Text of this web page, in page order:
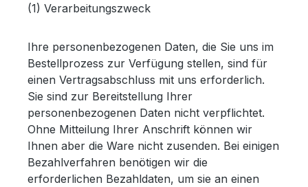
(1) Verarbeitungszweck
Ihre personenbezogenen Daten, die Sie uns im
Bestellprozess zur Verfügung stellen, sind für
einen Vertragsabschluss mit uns erforderlich.
Sie sind zur Bereitstellung Ihrer
personenbezogenen Daten nicht verpflichtet.
Ohne Mitteilung Ihrer Anschrift können wir
Ihnen aber die Ware nicht zusenden. Bei einigen
Bezahlverfahren benötigen wir die
erforderlichen Bezahldaten, um sie an einen